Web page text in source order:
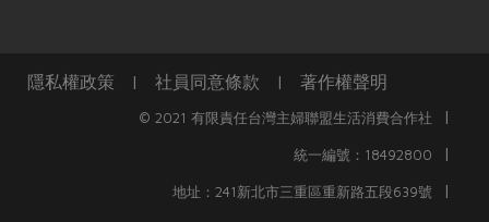
隱私權政策 | 社員同意條款 | 著作權聲明
© 2021 有限責任台灣主婦聯盟生活消費合作社 |
統一編號：18492800 |
地址：241新北市三重區重新路五段639號 |